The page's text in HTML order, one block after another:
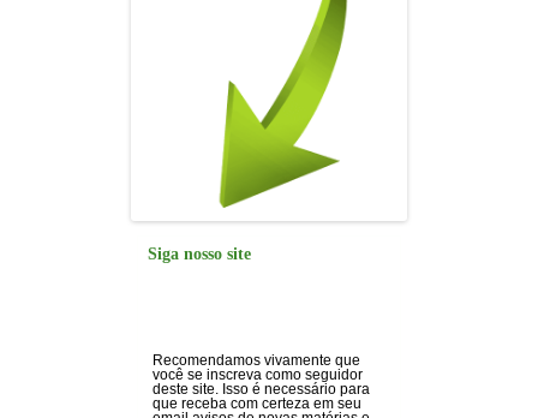
Siga nosso site
Recomendamos vivamente que
você se inscreva como seguidor
deste site. Isso é necessário para
que receba com certeza em seu